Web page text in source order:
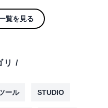
覧を見る
リ /
ール STUDIO